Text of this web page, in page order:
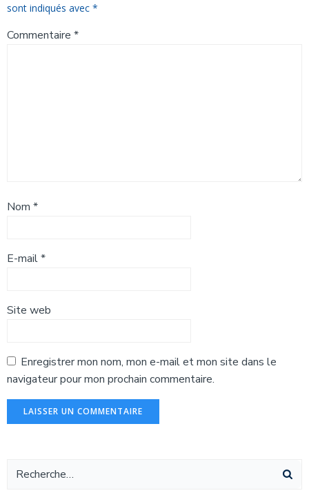
sont indiqués avec *
Commentaire *
Nom *
E-mail*
Site web
Enregistrer mon nom, mon e-mail et mon site dans le
navigateur pour mon prochain commentaire.